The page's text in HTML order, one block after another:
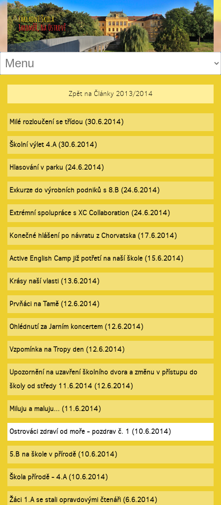
Zpět na Články 2013/2014
Milé rozloučení se třídou (30.6.2014)
Školní výlet 4.A (30.6.2014)
Hlasování v parku (24.6.2014)
Exkurze do výrobních podniků s 8.B (24.6.2014)
Extrémní spolupráce s XC Collaboration (24.6.2014)
Konečné hlášení po návratu z Chorvatska (17.6.2014)
Active English Camp již potřetí na naší škole (15.6.2014)
Krásy naší vlasti (13.6.2014)
Prvňáci na Tamě (12.6.2014)
Ohlédnutí za Jarním koncertem (12.6.2014)
Vzpomínka na Tropy den (12.6.2014)
Upozornění na uzavření školního dvora a změnu v přístupu do
školy od středy 11.6.2014 (12.6.2014)
Miluju a maluju... (11.6.2014)
Ostrováci zdraví od moře - pozdrav č. 1 (10.6.2014)
5.B na škole v přírodě (10.6.2014)
Škola přírodě - 4.A (10.6.2014)
Žáci 1.A se stali opravdovými čtenáři (6.6.2014)